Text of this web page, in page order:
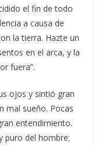
el fin de todo
a causa de
la tierra. Hazte un
en el arca, y la
fuera”.
ojos y sintió gran
mal sueño. Pocas
entendimiento.
puro del hombre;